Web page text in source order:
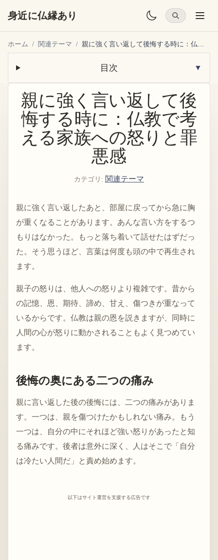
身近に仏縁あり
ホーム / 関連テーマ /
目次 ▼
親に強く言い返して後
悔する時に：仏教で考
える家族への怒りと罪
悪感
カテゴリ : 関連テーマ
親に強く言い返したあと、部屋に戻ってから急に胸
が重くなることがあります。あんな言い方をするつ
もりはなかった。もっと落ち着いて話せたはずだっ
た。そう思うほど、言葉は何度も頭の中で再生され
ます。
親子の怒りは、他人への怒りより複雑です。昔から
の記憶、恩、期待、諦め、甘え、傷つきが重なって
いるからです。仏教は親の恩を説きますが、同時に
人間の心が怒りに動かされることもよく見つめてい
ます。
後悔の奥にある二つの痛み
親に言い返した後の後悔には、二つの痛みがありま
す。一つは、親を傷つけたかもしれない痛み。もう
一つは、自分の中にそれほど強い怒りがあったと知
る痛みです。後者は意外に深く、人はそこで「自分
は冷たい人間だ」と責め始めます。
以下はサイト運営を支援する広告です